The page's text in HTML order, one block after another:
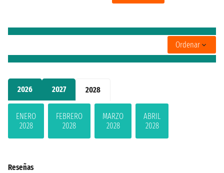
2026 2027 2028
ENERO
2028
FEBRERO
2028
MARZO
2028
ABRIL
2028
Ordenar
Reseñas